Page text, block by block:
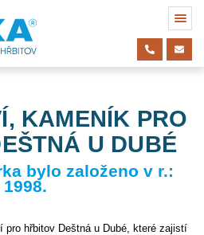
KAMENÍK PRO
U DUBÉ
bylo založeno v r.:
1998.
pro hřbitov Deštná u Dubé, které zajistí